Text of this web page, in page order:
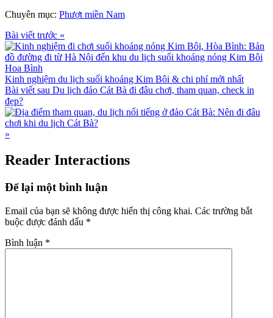
Chuyên mục: Phượt miền Nam
Bài viết trước «
Kinh nghiệm du lịch suối khoáng Kim Bôi & chi phí mới nhất
Bài viết sau Du lịch đảo Cát Bà đi đâu chơi, tham quan, check in
đẹp?
»
Reader Interactions
Để lại một bình luận
Email của bạn sẽ không được hiển thị công khai. Các trường bắt
buộc được đánh dấu *
Bình luận *